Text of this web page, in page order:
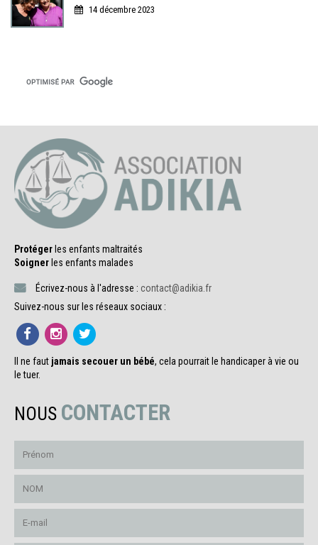
14 décembre 2023
Protéger les enfants maltraités
Soigner les enfants malades
Écrivez-nous à l'adresse : contact@adikia.fr
Suivez-nous sur les réseaux sociaux :
Il ne faut jamais secouer un bébé, cela pourrait le handicaper à vie ou
le tuer.
NOUS CONTACTER